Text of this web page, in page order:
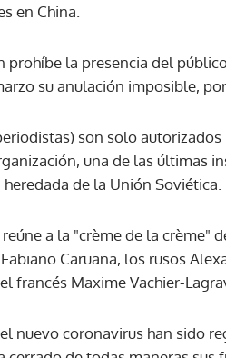
Gracias por
en China.
prohíbe la presencia del
su anulación imposible,
son solo
una de las últimas
de la Unión Soviética.
a la "crème de la crème"
Caruana, los rusos
francés Maxime Vachier-
nuevo coronavirus han sido